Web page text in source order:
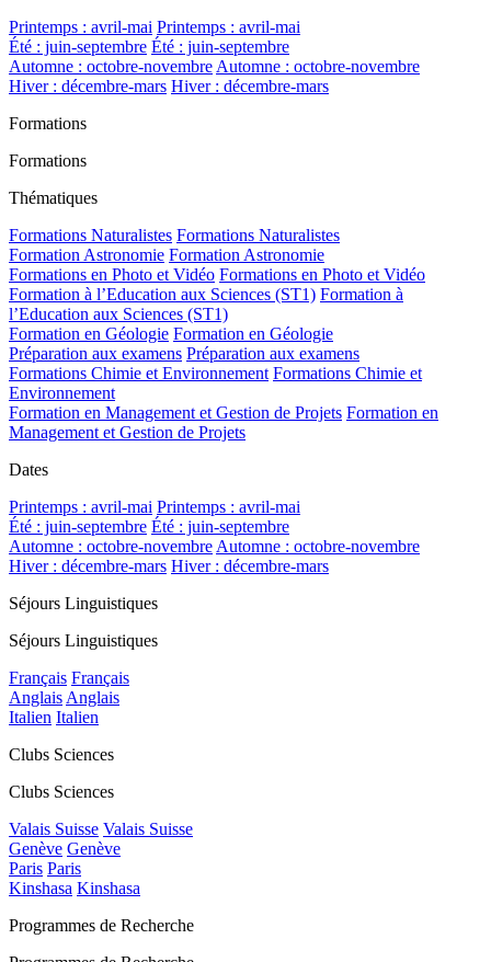
Printemps : avril-mai Printemps : avril-mai
Été : juin-septembre Été : juin-septembre
Automne : octobre-novembre Automne : octobre-novembre
Hiver : décembre-mars Hiver : décembre-mars
Formations
Formations
Thématiques
Formations Naturalistes Formations Naturalistes
Formation Astronomie Formation Astronomie
Formations en Photo et Vidéo Formations en Photo et Vidéo
Formation à l’Education aux Sciences (ST1) Formation à
l’Education aux Sciences (ST1)
Formation en Géologie Formation en Géologie
Préparation aux examens Préparation aux examens
Formations Chimie et Environnement Formations Chimie et
Environnement
Formation en Management et Gestion de Projets Formation en
Management et Gestion de Projets
Dates
Printemps : avril-mai Printemps : avril-mai
Été : juin-septembre Été : juin-septembre
Automne : octobre-novembre Automne : octobre-novembre
Hiver : décembre-mars Hiver : décembre-mars
Séjours Linguistiques
Séjours Linguistiques
Français Français
Anglais Anglais
Italien Italien
Clubs Sciences
Clubs Sciences
Valais Suisse Valais Suisse
Genève Genève
Paris Paris
Kinshasa Kinshasa
Programmes de Recherche